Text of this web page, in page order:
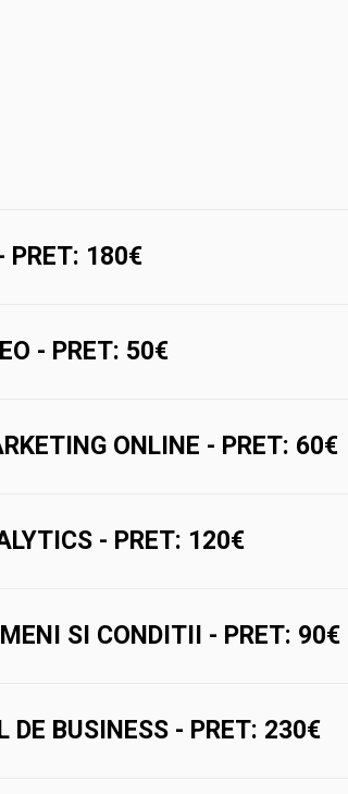
PRET: 180€
- PRET: 50€
ONLINE - PRET: 60€
- PRET: 120€
SI CONDITII - PRET: 90€
DE BUSINESS - PRET: 230€